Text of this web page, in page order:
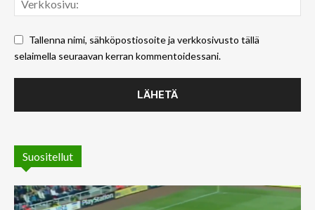
Tallenna nimi, sähköpostiosoite ja verkkosivusto tällä
selaimella seuraavan kerran kommentoidessani.
Suositellut